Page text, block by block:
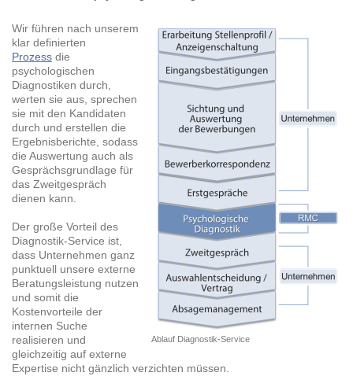
Ablauf Diagnostik-Service
Wir führen nach unserem
klar definierten
Prozess die
psychologischen
Diagnostiken durch,
werten sie aus, sprechen
sie mit den Kandidaten
durch und erstellen die
Ergebnisberichte, sodass
die Auswertung auch als
Gesprächsgrundlage für
das Zweitgespräch
dienen kann.
Der große Vorteil des
Diagnostik-Service ist,
dass Unternehmen ganz
punktuell unsere externe
Beratungsleistung nutzen
und somit die
Kostenvorteile der
internen Suche
realisieren und
gleichzeitig auf externe
Expertise nicht gänzlich verzichten müssen.